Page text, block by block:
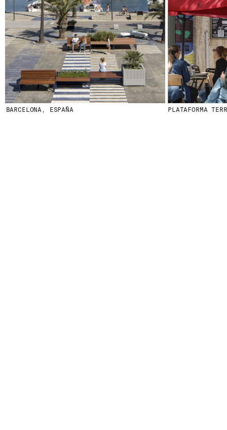
ESPAÑA PLATAFORMA